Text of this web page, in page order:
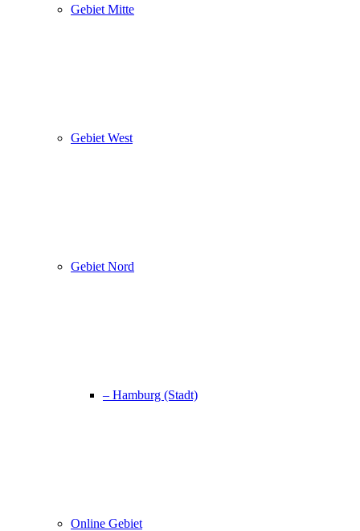
Gebiet Mitte
Gebiet West
Gebiet Nord
– Hamburg (Stadt)
Online Gebiet